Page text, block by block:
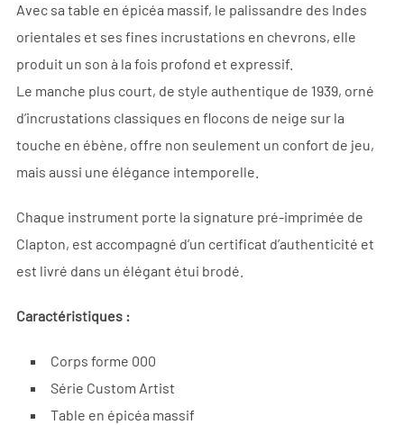
Avec sa table en épicéa massif, le palissandre des Indes
orientales et ses fines incrustations en chevrons, elle
produit un son à la fois profond et expressif.
Le manche plus court, de style authentique de 1939, orné
d’incrustations classiques en flocons de neige sur la
touche en ébène, offre non seulement un confort de jeu,
mais aussi une élégance intemporelle.
Chaque instrument porte la signature pré-imprimée de
Clapton, est accompagné d’un certificat d’authenticité et
est livré dans un élégant étui brodé.
Caractéristiques :
Corps forme 000
Série Custom Artist
Table en épicéa massif